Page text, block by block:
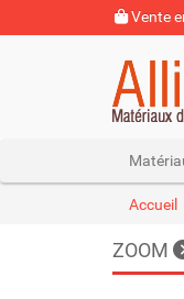
Vente
Accueil
ZOOM